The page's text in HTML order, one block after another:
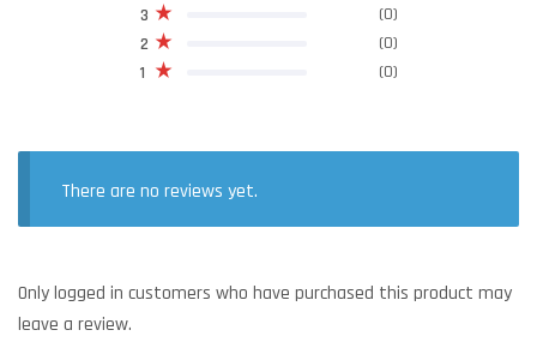
1 (0)
2 (0)
3 (0)
There are no reviews yet.
Only logged in customers who have purchased this product may
leave a review.